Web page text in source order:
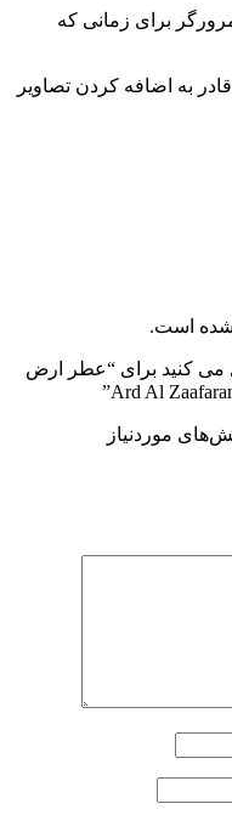
برای زمانی که
به اضافه کردن تصاویر
است.
می کنید برای “عطر ارض
موردنیاز